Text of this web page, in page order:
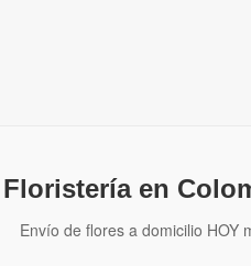
Floristería en
Envío de flores a domicilio HOY